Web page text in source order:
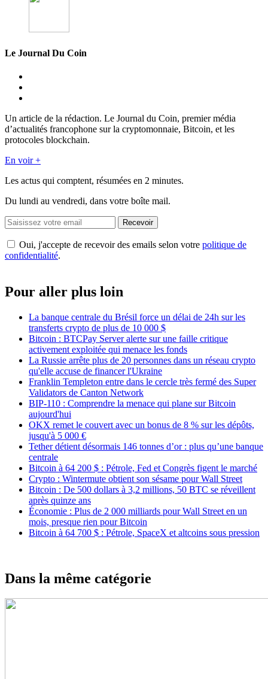
Le Journal Du Coin
Un article de la rédaction. Le Journal du Coin, premier média
d’actualités francophone sur la cryptomonnaie, Bitcoin, et les
protocoles blockchain.
En voir +
Les actus qui comptent, résumées en 2 minutes.
Du lundi au vendredi, dans votre boîte mail.
Recevoir
Oui, j'accepte de recevoir des emails selon votre politique de
confidentialité.
Pour aller plus loin
La banque centrale du Brésil force un délai de 24h sur les
transferts crypto de plus de 10 000 $
Bitcoin : BTCPay Server alerte sur une faille critique
activement exploitée qui menace les fonds
La Russie arrête plus de 20 personnes dans un réseau crypto
qu'elle accuse de financer l'Ukraine
Franklin Templeton entre dans le cercle très fermé des Super
Validators de Canton Network
BIP-110 : Comprendre la menace qui plane sur Bitcoin
aujourd'hui
OKX remet le couvert avec un bonus de 8 % sur les dépôts,
jusqu'à 5 000 €
Tether détient désormais 146 tonnes d’or : plus qu’une banque
centrale
Bitcoin à 64 200 $ : Pétrole, Fed et Congrès figent le marché
Crypto : Wintermute obtient son sésame pour Wall Street
Bitcoin : De 500 dollars à 3,2 millions, 50 BTC se réveillent
après quinze ans
Économie : Plus de 2 000 milliards pour Wall Street en un
mois, presque rien pour Bitcoin
Bitcoin à 64 700 $ : Pétrole, SpaceX et altcoins sous pression
Dans la même catégorie